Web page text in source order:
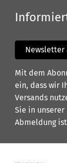
Newsletter
Mit dem
ein, dass wir
Versands
Sie in unserer
Abmeldung